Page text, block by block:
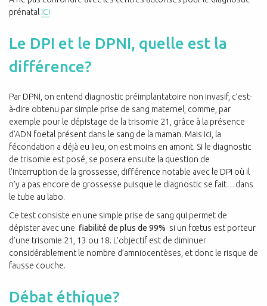
prénatal ICI
Le DPI et le DPNI, quelle est la
différence?
Par DPNI, on entend diagnostic préimplantatoire non invasif, c’est-
à-dire obtenu par simple prise de sang maternel, comme, par
exemple pour le dépistage de la trisomie 21, grâce à la présence
d’ADN foetal présent dans le sang de la maman. Mais ici, la
fécondation a déjà eu lieu, on est moins en amont. Si le diagnostic
de trisomie est posé, se posera ensuite la question de
l’interruption de la grossesse, différence notable avec le DPI où il
n’y a pas encore de grossesse puisque le diagnostic se fait…dans
le tube au labo.
Ce test consiste en une simple prise de sang qui permet de
dépister avec une fiabilité de plus de 99% si un fœtus est porteur
d’une trisomie 21, 13 ou 18. L’objectif est de diminuer
considérablement le nombre d’amniocentèses, et donc le risque de
fausse couche.
Débat éthique?